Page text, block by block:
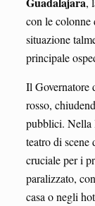
con le colonne
situazione
principale
Il Governatore
rosso,
pubblici. Nella
teatro di
cruciale per i
paralizzato,
casa o negli